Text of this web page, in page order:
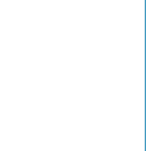
als